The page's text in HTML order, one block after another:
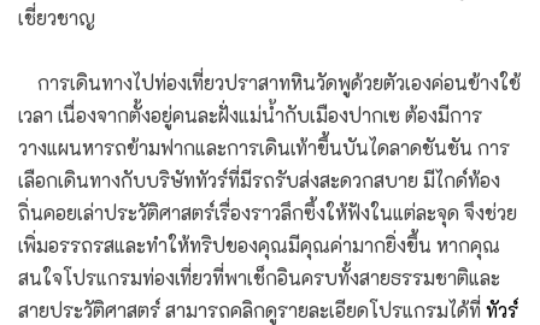
เชี่ยวชาญ
การเดินทางไปท่องเที่ยวปราสาทหินวัดพูด้วยตัวเองค่อนข้างใช้
เวลา เนื่องจากตั้งอยู่คนละฝั่งแม่น้ำกับเมืองปากเซ ต้องมีการ
วางแผนหารถข้ามฟากและการเดินเท้าขึ้นบันไดลาดชันชัน การ
เลือกเดินทางกับบริษัททัวร์ที่มีรถรับส่งสะดวกสบาย มีไกด์ท้อง
ถิ่นคอยเล่าประวัติศาสตร์เรื่องราวลึกซึ้งให้ฟังในแต่ละจุด จึงช่วย
เพิ่มอรรถรสและทำให้ทริปของคุณมีคุณค่ามากยิ่งขึ้น หากคุณ
สนใจโปรแกรมท่องเที่ยวที่พาเช็กอินครบทั้งสายธรรมชาติและ
สายประวัติศาสตร์ สามารถคลิกดูรายละเอียดโปรแกรมได้ที่ ทัวร์